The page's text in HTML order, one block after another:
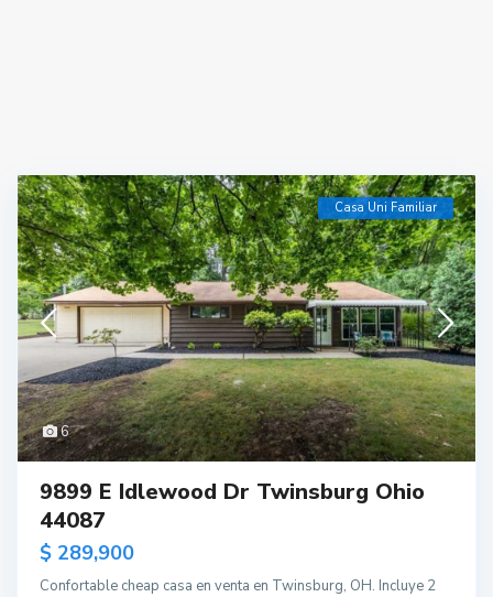
6
Casa Uni Familiar
9899 E Idlewood Dr Twinsburg Ohio
44087
$ 289,900
Confortable cheap casa en venta en Twinsburg, OH. Incluye 2